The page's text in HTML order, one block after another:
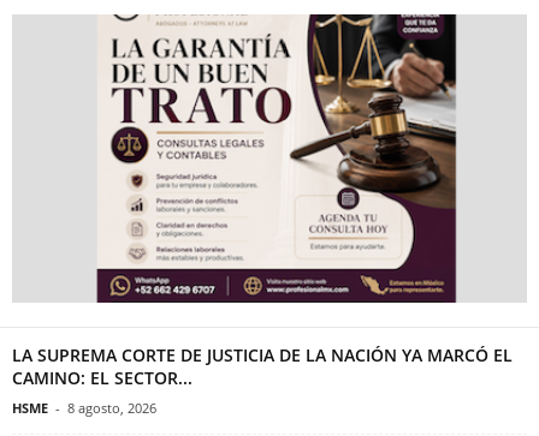
LA SUPREMA CORTE DE JUSTICIA DE LA NACIÓN YA MARCÓ EL
CAMINO: EL SECTOR...
HSME - 8 agosto, 2026